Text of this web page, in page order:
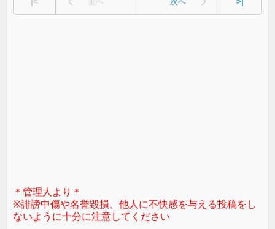
＊管理人より＊
※誹謗中傷や名誉毀損、他人に不快感を与える投稿をし
ないように十分に注意してください